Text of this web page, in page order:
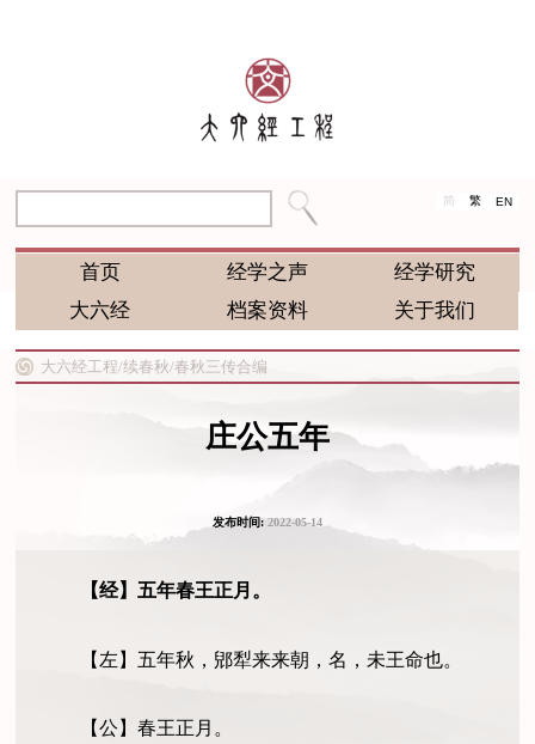
简 繁 EN
首页 经学之声
经学研究
大六经
档案资料 关于我们
大六经工程/续春秋/春秋三传合编
庄公五年
发布时间:2022-05-14
【经】五年春王正月。
【左】五年秋，郳犁来来朝，名，未王命也。
【公】春王正月。